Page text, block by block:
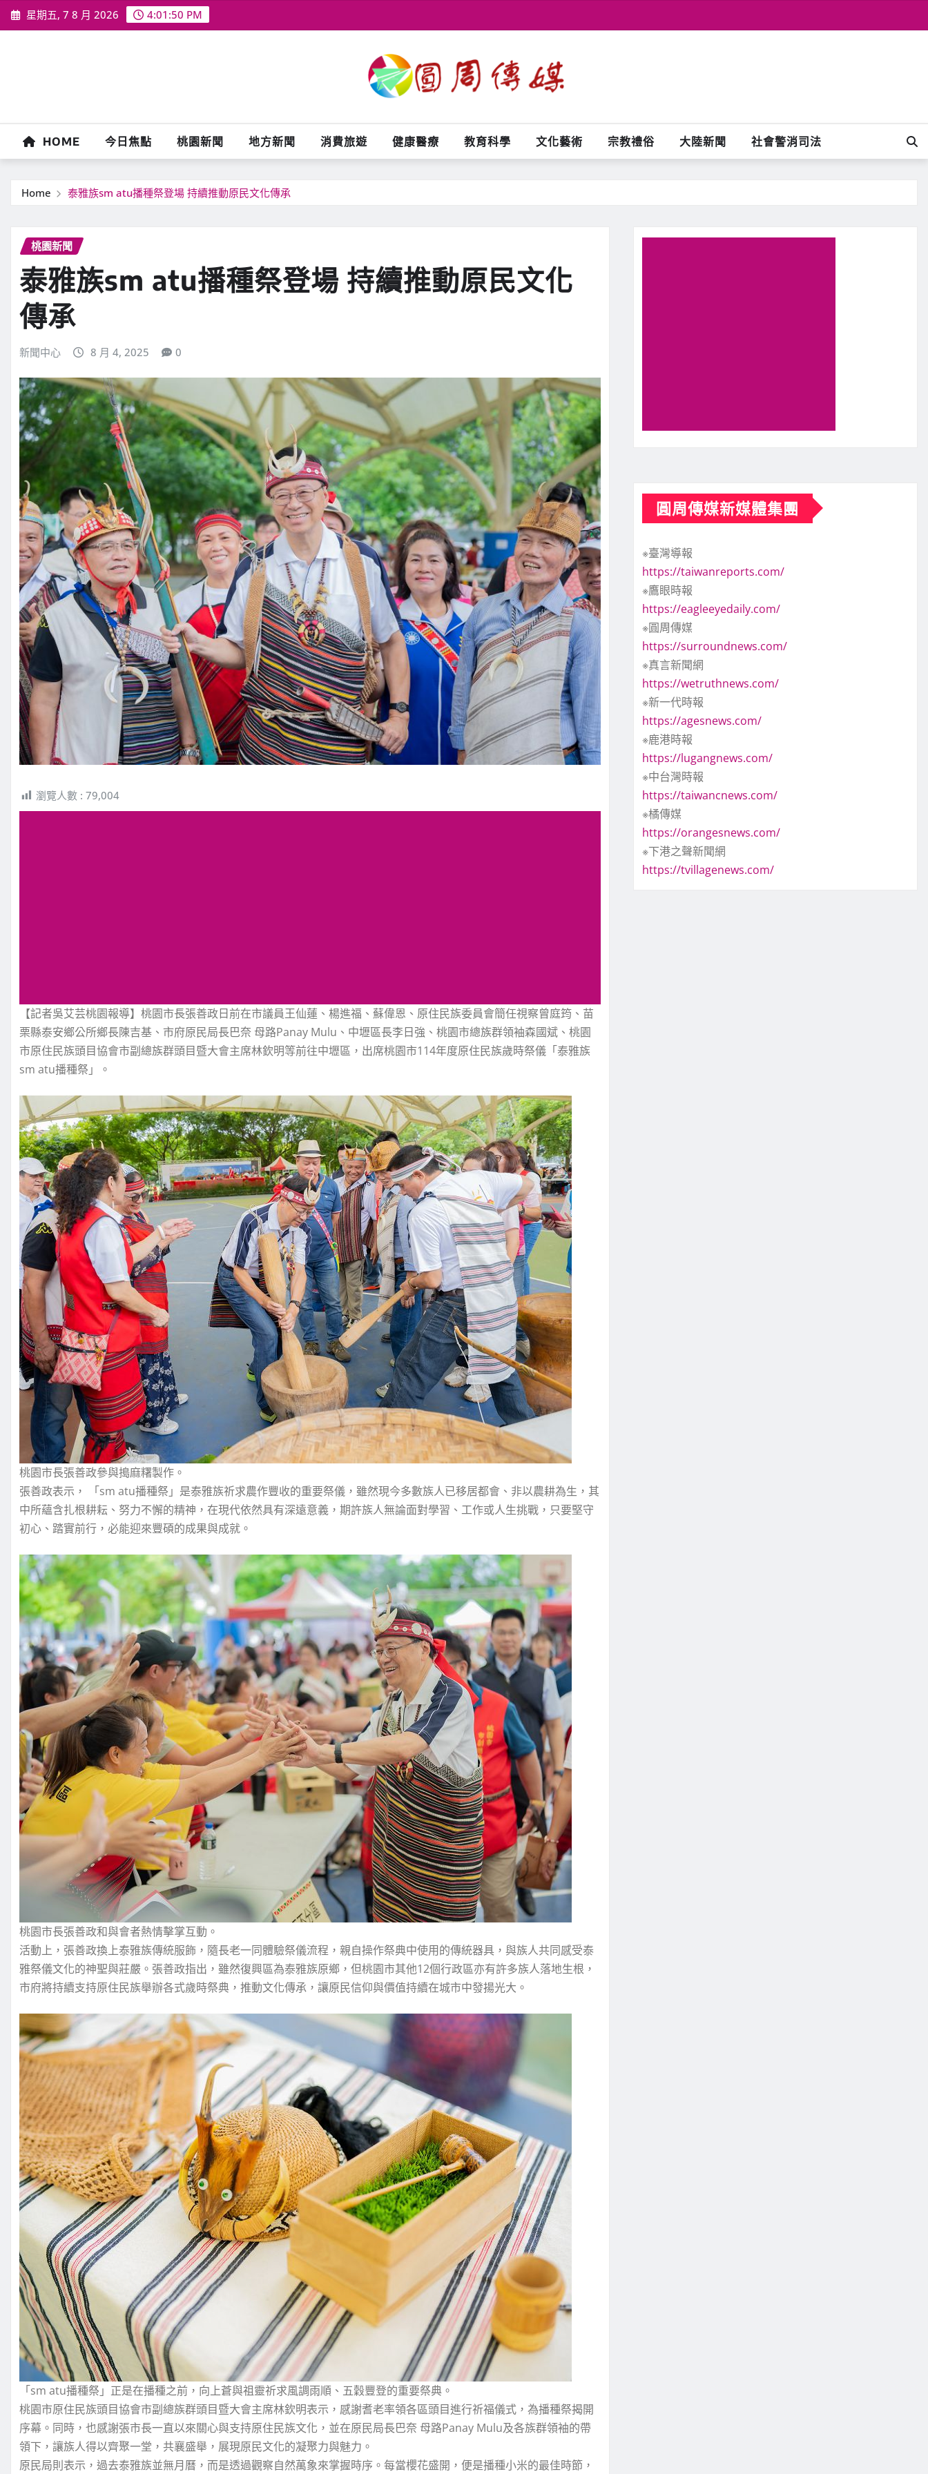
Skip
to
星期五, 7 8 月 2026 4:01:52 PM
HOME 今日焦點 桃園新聞 地方新聞 消費旅遊 健康醫療 教育科學 文化藝術 宗教禮俗 大陸新聞 社會警消司法
Home 泰雅族sm atu播種祭登場 持續推動原民文化傳承
桃園新聞
泰雅族sm atu播種祭登場 持續推動原民文化
傳承
新聞中心 8 月 4, 2025 0
瀏覽人數 : 79,004
【記者吳艾芸桃園報導】桃園市長張善政日前在市議員王仙蓮、楊進福、蘇偉恩、原住民族委員會簡任視察曾庭筠、苗
栗縣泰安鄉公所鄉長陳吉基、市府原民局長巴奈 母路Panay Mulu、中壢區長李日強、桃園市總族群領袖森國斌、桃園
市原住民族頭目協會市副總族群頭目暨大會主席林欽明等前往中壢區，出席桃園市114年度原住民族歲時祭儀「泰雅族
sm atu播種祭」。
桃園市長張善政參與搗麻糬製作。
張善政表示， 「sm atu播種祭」是泰雅族祈求農作豐收的重要祭儀，雖然現今多數族人已移居都會、非以農耕為生，其
中所蘊含扎根耕耘、努力不懈的精神，在現代依然具有深遠意義，期許族人無論面對學習、工作或人生挑戰，只要堅守
初心、踏實前行，必能迎來豐碩的成果與成就。
桃園市長張善政和與會者熱情擊掌互動。
活動上，張善政換上泰雅族傳統服飾，隨長老一同體驗祭儀流程，親自操作祭典中使用的傳統器具，與族人共同感受泰
雅祭儀文化的神聖與莊嚴。張善政指出，雖然復興區為泰雅族原鄉，但桃園市其他12個行政區亦有許多族人落地生根，
市府將持續支持原住民族舉辦各式歲時祭典，推動文化傳承，讓原民信仰與價值持續在城市中發揚光大。
「sm atu播種祭」正是在播種之前，向上蒼與祖靈祈求風調雨順、五穀豐登的重要祭典。
桃園市原住民族頭目協會市副總族群頭目暨大會主席林欽明表示，感謝耆老率領各區頭目進行祈福儀式，為播種祭揭開
序幕。同時，也感謝張市長一直以來關心與支持原住民族文化，並在原民局長巴奈 母路Panay Mulu及各族群領袖的帶
領下，讓族人得以齊聚一堂，共襄盛舉，展現原民文化的凝聚力與魅力。
原民局則表示，過去泰雅族並無月曆，而是透過觀察自然萬象來掌握時序。每當櫻花盛開，便是播種小米的最佳時節，
圓周傳媒新媒體集團
※臺灣導報
https://taiwanreports.com/
※鷹眼時報
https://eagleeyedaily.com/
※圓周傳媒
https://surroundnews.com/
※真言新聞網
https://wetruthnews.com/
※新一代時報
https://agesnews.com/
※鹿港時報
https://lugangnews.com/
※中台灣時報
https://taiwancnews.com/
※橘傳媒
https://orangesnews.com/
※下港之聲新聞網
https://tvillagenews.com/